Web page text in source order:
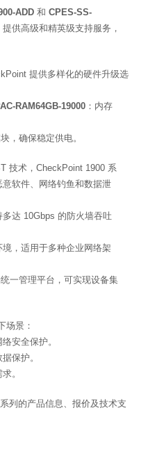
ADD和 CPES-SS-
提供高级和精英级支持服务，
提供多样化的硬件升级选
RAM64GB-19000：内存
，确保稳定供电。
技术，CheckPoint 1900 系
软件、网络钓鱼和数据泄
达 10Gbps 的防火墙吞吐
，适用于多种企业网络架
一管理平台，可实现设备集
场景：
安全保护。
保护。
。
列的产品信息、报价及技术支